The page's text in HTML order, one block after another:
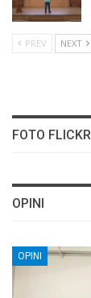
PREV NEXT
FOTO FLICKR
OPINI
OPINI